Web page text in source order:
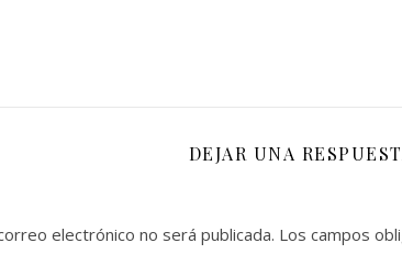
DEJAR UNA
electrónico no será publicada. Los campos